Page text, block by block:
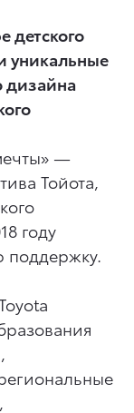
детского
уникальные
дизайна
—
Тойота,
году